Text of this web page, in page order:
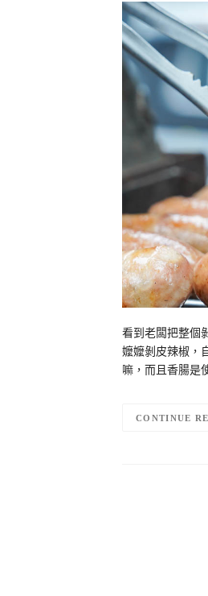
看到老闆把整個
嬤嬤剝皮辣椒，
嘛，而且香腸是
CONTINUE